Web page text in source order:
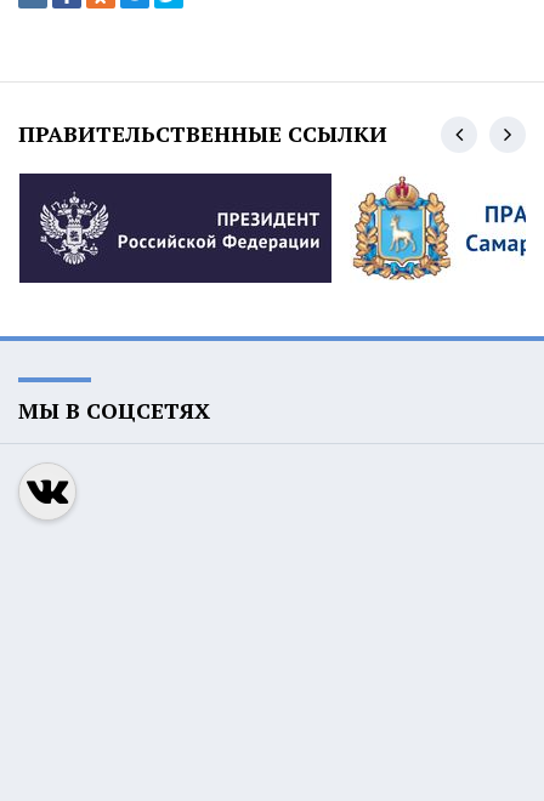
ПРАВИТЕЛЬСТВЕННЫЕ ССЫЛКИ
МЫ В СОЦСЕТЯХ